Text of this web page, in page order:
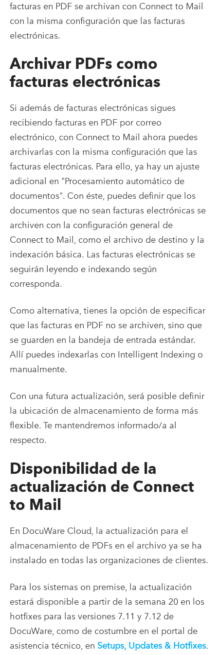
facturas en PDF se archivan con Connect to Mail
con la misma configuración que las facturas
electrónicas.
Archivar PDFs como
facturas electrónicas
Si además de facturas electrónicas sigues
recibiendo facturas en PDF por correo
electrónico, con Connect to Mail ahora puedes
archivarlas con la misma configuración que las
facturas electrónicas. Para ello, ya hay un ajuste
adicional en "Procesamiento automático de
documentos". Con éste, puedes definir que los
documentos que no sean facturas electrónicas se
archiven con la configuración general de
Connect to Mail, como el archivo de destino y la
indexación básica. Las facturas electrónicas se
seguirán leyendo e indexando según
corresponda.
Como alternativa, tienes la opción de especificar
que las facturas en PDF no se archiven, sino que
se guarden en la bandeja de entrada estándar.
Allí puedes indexarlas con Intelligent Indexing o
manualmente.
Con una futura actualización, será posible definir
la ubicación de almacenamiento de forma más
flexible. Te mantendremos informado/a al
respecto.
Disponibilidad de la
actualización de Connect
to Mail
En DocuWare Cloud, la actualización para el
almacenamiento de PDFs en el archivo ya se ha
instalado en todas las organizaciones de clientes.
Para los sistemas on premise, la actualización
estará disponible a partir de la semana 20 en los
hotfixes para las versiones 7.11 y 7.12 de
DocuWare, como de costumbre en el portal de
asistencia técnico, en Setups, Updates & Hotfixes.